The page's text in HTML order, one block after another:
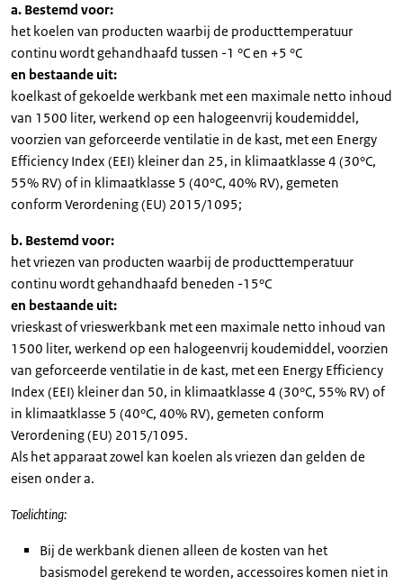
a. Bestemd voor:
het koelen van producten waarbij de producttemperatuur
continu wordt gehandhaafd tussen -1 °C en +5 °C
en bestaande uit:
koelkast of gekoelde werkbank met een maximale netto inhoud
van 1500 liter, werkend op een halogeenvrij koudemiddel,
voorzien van geforceerde ventilatie in de kast, met een Energy
Efficiency Index (EEI) kleiner dan 25, in klimaatklasse 4 (30°C,
55% RV) of in klimaatklasse 5 (40°C, 40% RV), gemeten
conform Verordening (EU) 2015/1095;
b. Bestemd voor:
het vriezen van producten waarbij de producttemperatuur
continu wordt gehandhaafd beneden -15°C
en bestaande uit:
vrieskast of vrieswerkbank met een maximale netto inhoud van
1500 liter, werkend op een halogeenvrij koudemiddel, voorzien
van geforceerde ventilatie in de kast, met een Energy Efficiency
Index (EEI) kleiner dan 50, in klimaatklasse 4 (30°C, 55% RV) of
in klimaatklasse 5 (40°C, 40% RV), gemeten conform
Verordening (EU) 2015/1095.
Als het apparaat zowel kan koelen als vriezen dan gelden de
eisen onder a.
Toelichting:
Bij de werkbank dienen alleen de kosten van het
basismodel gerekend te worden, accessoires komen niet in